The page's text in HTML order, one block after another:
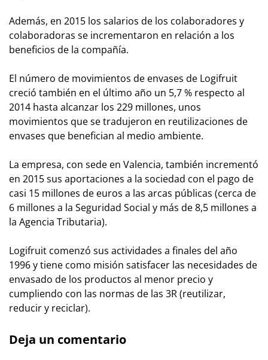
Además, en 2015 los salarios de los colaboradores y
colaboradoras se incrementaron en relación a los
beneficios de la compañía.
El número de movimientos de envases de Logifruit
creció también en el último año un 5,7 % respecto al
2014 hasta alcanzar los 229 millones, unos
movimientos que se tradujeron en reutilizaciones de
envases que benefician al medio ambiente.
La empresa, con sede en Valencia, también incrementó
en 2015 sus aportaciones a la sociedad con el pago de
casi 15 millones de euros a las arcas públicas (cerca de
6 millones a la Seguridad Social y más de 8,5 millones a
la Agencia Tributaria).
Logifruit comenzó sus actividades a finales del año
1996 y tiene como misión satisfacer las necesidades de
envasado de los productos al menor precio y
cumpliendo con las normas de las 3R (reutilizar,
reducir y reciclar).
Deja un comentario